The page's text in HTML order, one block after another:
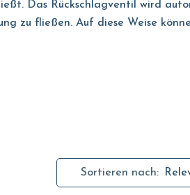
Das Rückschlagventil wird
zu fließen. Auf diese Weise
ein unidirektionaler Fluss
für Luft, die es dem
einzigen Ausführung. Es gibt
Sortieren nach: